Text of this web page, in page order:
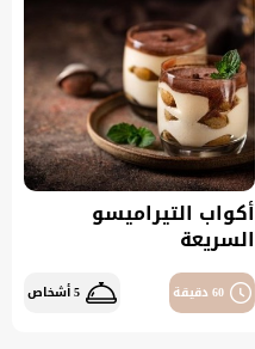
أكواب التيراميسو
السريعة
60 دقيقة 5 أشخاص